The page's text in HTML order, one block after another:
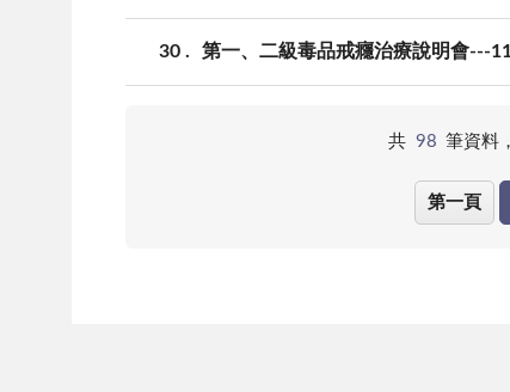
30 第一、二級毒品戒癮治療說明會---
共 98 筆資料
第一頁